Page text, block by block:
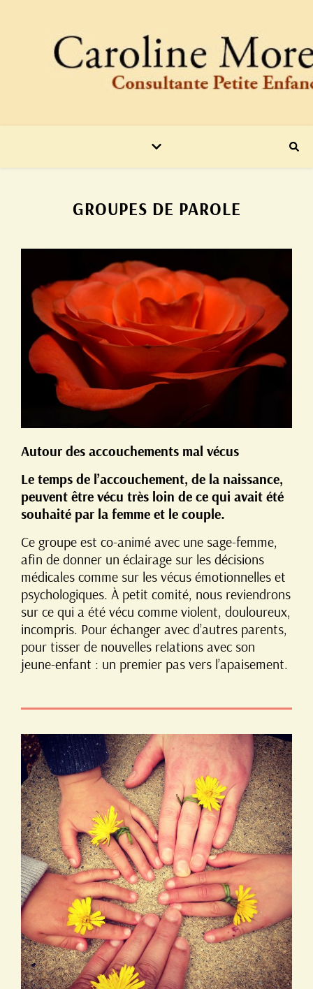
GROUPES DE PAROLE
Autour des accouchements mal vécus
Le temps de l’accouchement, de la naissance,
peuvent être vécu très loin de ce qui avait été
souhaité par la femme et le couple.
Ce groupe est co-animé avec une sage-femme,
afin de donner un éclairage sur les décisions
médicales comme sur les vécus émotionnelles et
psychologiques. À petit comité, nous reviendrons
sur ce qui a été vécu comme violent, douloureux,
incompris. Pour échanger avec d’autres parents,
pour tisser de nouvelles relations avec son
jeune-enfant : un premier pas vers l’apaisement.